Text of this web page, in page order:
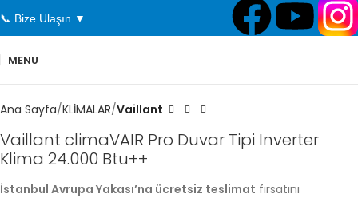
📞 Bize Ulaşın ▼
MENU
Ana Sayfa KLİMALAR Vaillant
Vaillant climaVAIR Pro Duvar Tipi Inverter
Klima 24.000 Btu++
İstanbul Avrupa Yakası’na ücretsiz teslimat fırsatını